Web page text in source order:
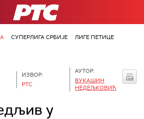
РТС
СУПЕРЛИГА СРБИЈЕ
ЛИГЕ ПЕТИЦЕ
ИЗВОР:
РТС
АУТОР:
ВУКАШИН
НЕДЕЉКОВИЋ
у